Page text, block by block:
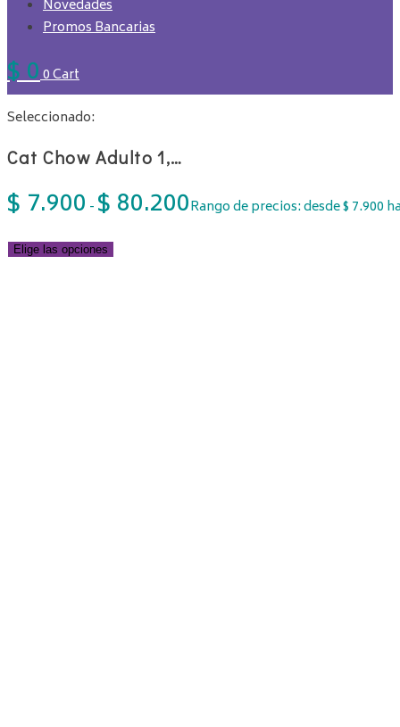
Novedades
Promos Bancarias
$00Cart
Seleccionado:
Cat Chow Adulto 1,…
$ 7.900 - $80.200Rango de precios: desde $ 7.900
Elige las opciones